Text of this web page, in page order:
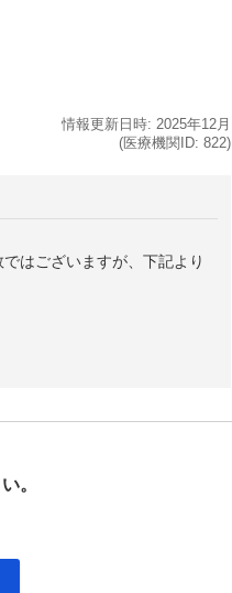
情報更新日時: 2025年12月
(医療機関ID: 822)
はございますが、下記より
。